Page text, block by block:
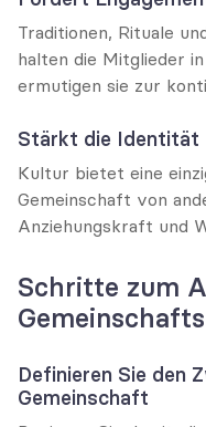
Traditionen, Rituale
halten die Mitglieder
ermutigen sie zur
Stärkt die Identität
Kultur bietet eine
Gemeinschaft von
Anziehungskraft und
Schritte zum
Definieren Sie den
Gemeinschaft